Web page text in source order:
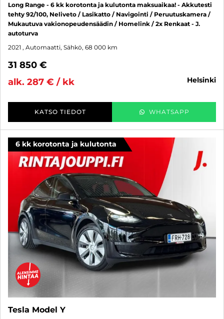
Long Range - 6 kk korotonta ja kulutonta maksuaikaa! - Akkutesti
tehty 92/100, Neliveto / Lasikatto / Navigointi / Peruutuskamera /
Mukautuva vakionopeudensäädin / Homelink / 2x Renkaat - J.
autoturva
2021 , Automaatti, Sähkö, 68 000 km
31 850 €
alk. 287 € / kk
helsinki
KATSO TIEDOT WHATSAPP
6 kk korotonta ja kulutonta
Tesla Model Y